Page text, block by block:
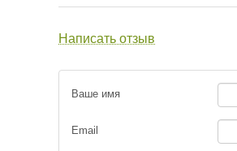
Написать отзыв
Ваше имя
Email